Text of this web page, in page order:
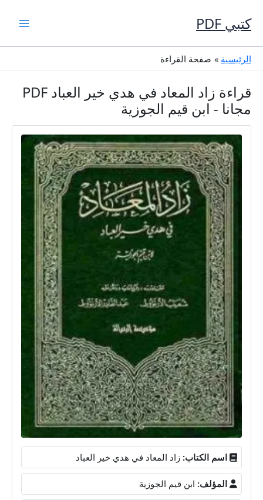
إلى
المحتوى
كتبي PDF
الرئيسية صفحة القراءة
قراءة زاد المعاد في هدي خير العباد PDF
مجانا - ابن قيم الجوزية
اسم الكتاب: زاد المعاد في هدي خير العباد
المؤلف: ابن قيم الجوزية